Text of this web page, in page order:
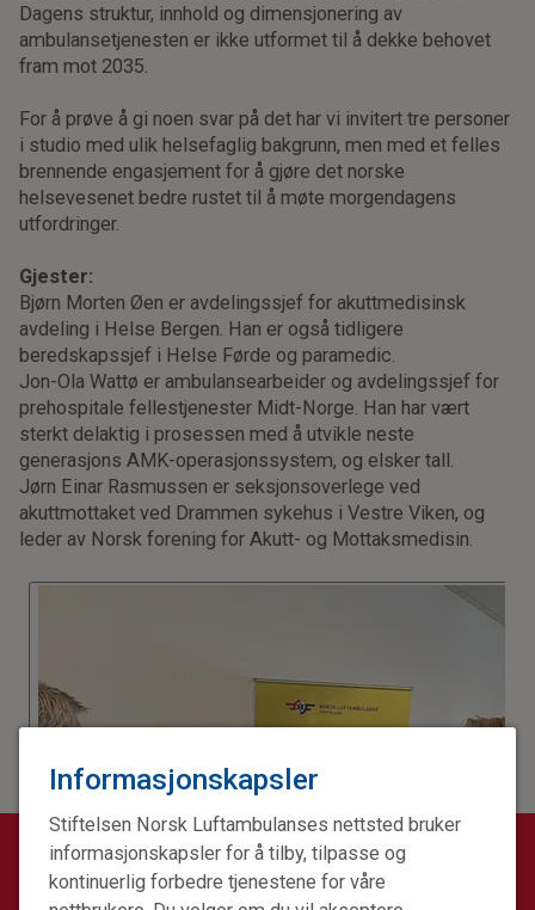
Informasjonskapsler
Stiftelsen Norsk Luftambulanses nettsted bruker
informasjonskapsler for å tilby, tilpasse og
kontinuerlig forbedre tjenestene for våre
Dagens struktur, innhold og dimensjonering av
ambulansetjenesten er ikke utformet til å dekke behovet
fram mot 2035.
For å prøve å gi noen svar på det har vi invitert tre personer
i studio med ulik helsefaglig bakgrunn, men med et felles
brennende engasjement for å gjøre det norske
helsevesenet bedre rustet til å møte morgendagens
utfordringer.
Gjester:
Bjørn Morten Øen er avdelingssjef for akuttmedisinsk
avdeling i Helse Bergen. Han er også tidligere
beredskapssjef i Helse Førde og paramedic.
Jon-Ola Wattø er ambulansearbeider og avdelingssjef for
prehospitale fellestjenester Midt-Norge. Han har vært
sterkt delaktig i prosessen med å utvikle neste
generasjons AMK-operasjonssystem, og elsker tall.
Jørn Einar Rasmussen er seksjonsoverlege ved
akuttmottaket ved Drammen sykehus i Vestre Viken, og
leder av Norsk forening for Akutt- og Mottaksmedisin.
KONTAKT REDAKSJONEN
akuttjournalen@norskluftambulanse.no